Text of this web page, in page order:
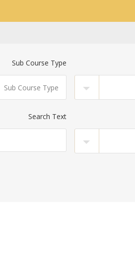
Sub Course Type
Search Text